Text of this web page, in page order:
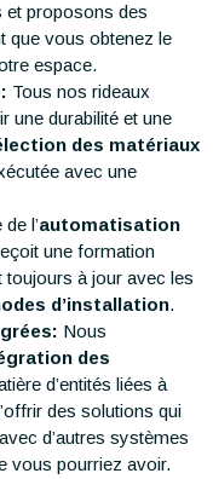
et proposons des
que vous obtenez le
espace.
Tous nos rideaux
une durabilité et une
des matériaux
avec une
l’automatisation
une formation
toujours à jour avec les
d’installation.
Nous
des
d’entités liées à
des solutions qui
d’autres systèmes
vous pourriez avoir.